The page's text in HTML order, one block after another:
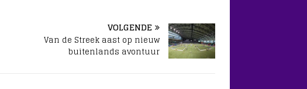
VOLGENDE
Van de Streek aast op nieuw
buitenlands avontuur